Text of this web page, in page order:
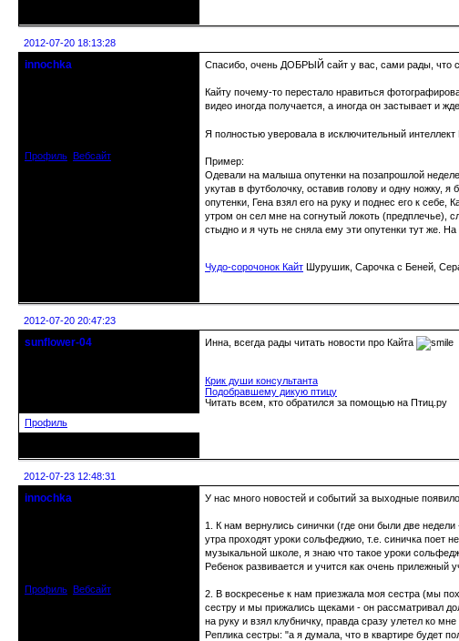
2012-07-20 18:13:28
innochka
Профиль Вебсайт
Спасибо, очень ДОБРЫЙ сайт у вас, сами рады, что
Кайту почему-то перестало нравиться
видео иногда получается, а иногда он застывает и
Я полностью уверовала в исключительный
Пример:
Одевали на малыша опутенки на позапрошлой
укутав в футболочку, оставив голову и одну ножку,
опутенки, Гена взял его на руку и поднес его к
утром он сел мне на согнутый локоть
стыдно и я чуть не сняла ему эти опутенки тут же.
Чудо-сорочонок Кайт Шурушик, Сарочка с Беней,
2012-07-20 20:47:23
sunflower-04
Профиль
Инна, всегда рады читать новости про Кайта
Крик души консультанта
Подобравшему дикую птицу
Читать всем, кто обратился за помощью на Птиц.ру
2012-07-23 12:48:31
innochka
Профиль Вебсайт
У нас много новостей и событий за выходные
1. К нам вернулись синички (где они были две
утра проходят уроки сольфеджио, т.е. синичка поет
музыкальной школе, я знаю что такое уроки
Ребенок развивается и учится как очень прилежный
2. В воскресенье к нам приезжала моя сестра (мы
сестру и мы прижались щеками - он рассматривал
на руку и взял клубничку, правда сразу улетел ко
Реплика сестры: "а я думала, что в квартире будет